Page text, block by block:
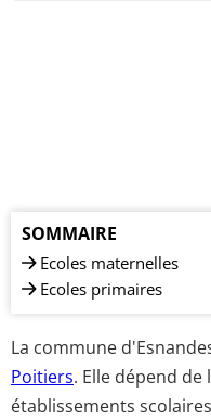
SOMMAIRE
Ecoles maternelles
Ecoles primaires
La commune
Poitiers. Elle dépend de
établissements